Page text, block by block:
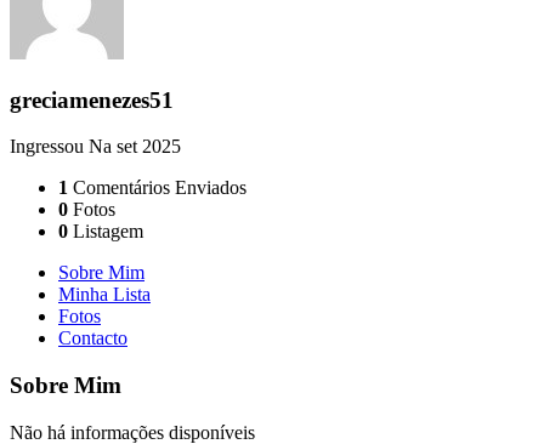
greciamenezes51
Ingressou Na set 2025
1 Comentários Enviados
0 Fotos
0 Listagem
Sobre Mim
Minha Lista
Fotos
Contacto
Sobre Mim
Não há informações disponíveis